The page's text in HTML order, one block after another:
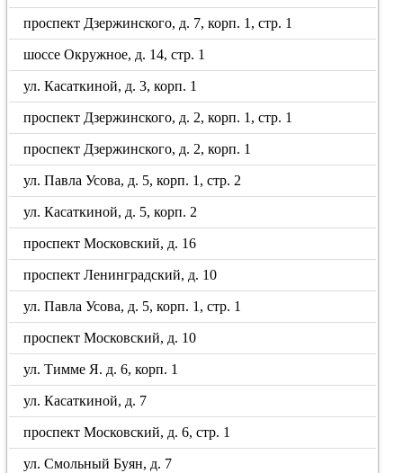
проспект Дзержинского, д. 7, корп. 1, стр. 1
шоссе Окружное, д. 14, стр. 1
ул. Касаткиной, д. 3, корп. 1
проспект Дзержинского, д. 2, корп. 1, стр. 1
проспект Дзержинского, д. 2, корп. 1
ул. Павла Усова, д. 5, корп. 1, стр. 2
ул. Касаткиной, д. 5, корп. 2
проспект Московский, д. 16
проспект Ленинградский, д. 10
ул. Павла Усова, д. 5, корп. 1, стр. 1
проспект Московский, д. 10
ул. Тимме Я. д. 6, корп. 1
ул. Касаткиной, д. 7
проспект Московский, д. 6, стр. 1
ул. Смольный Буян, д. 7